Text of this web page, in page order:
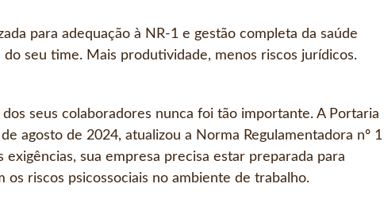
para adequação à NR-1 e gestão completa da saúde
do seu time. Mais produtividade, menos riscos jurídicos.
seus colaboradores nunca foi tão importante. A Portaria
agosto de 2024, atualizou a Norma Regulamentadora nº 1
exigências, sua empresa precisa estar preparada para
os riscos psicossociais no ambiente de trabalho.